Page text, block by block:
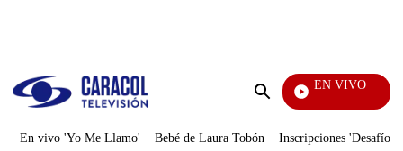
Enviar
EN VIVO
Día A Día
En vivo 'Yo Me Llamo' Bebé de Laura Tobón Inscripciones 'Desafío'